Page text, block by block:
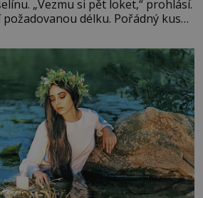
„Vezmu si pět loket,“ prohlásí.
délku. Pořádný kus
na sukni,“ zhodnotí švadlena
„Ošidili vás, podívejte.“